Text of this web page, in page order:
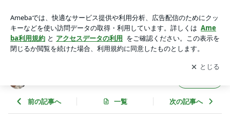
クリニック院長ブログ
アプリをダウンロードして ブログの更新通知
を受け取りまし
ょう。
開く
前の記事へ 一覧 次の記事へ